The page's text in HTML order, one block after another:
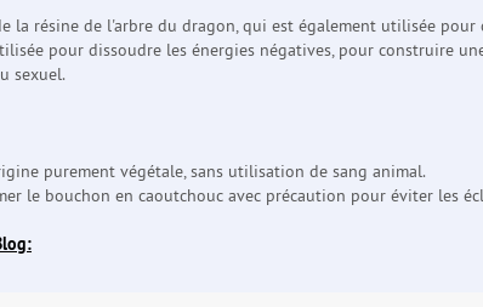
la résine de l'arbre du dragon, qui est également utilisée pour
pour dissoudre les énergies négatives, pour construire
sexuel.
purement végétale, sans utilisation de sang animal.
le bouchon en caoutchouc avec précaution pour éviter les